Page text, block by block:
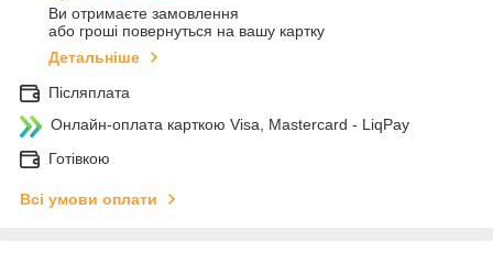
Ви отримаєте замовлення
або гроші повернуться на вашу картку
Детальніше
Післяплата
Онлайн-оплата карткою Visa, Mastercard - LiqPay
Готівкою
Всі умови оплати